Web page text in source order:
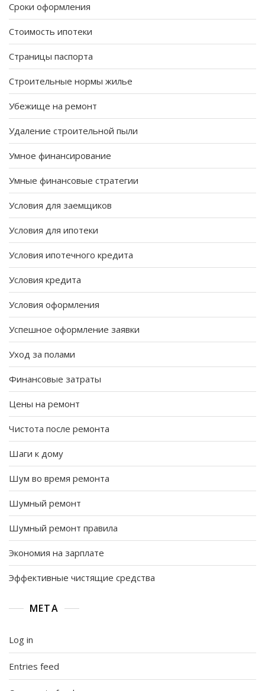
Сроки оформления
Стоимость ипотеки
Страницы паспорта
Строительные нормы жилье
Убежище на ремонт
Удаление строительной пыли
Умное финансирование
Умные финансовые стратегии
Условия для заемщиков
Условия для ипотеки
Условия ипотечного кредита
Условия кредита
Условия оформления
Успешное оформление заявки
Уход за полами
Финансовые затраты
Цены на ремонт
Чистота после ремонта
Шаги к дому
Шум во время ремонта
Шумный ремонт
Шумный ремонт правила
Экономия на зарплате
Эффективные чистящие средства
META
Log in
Entries feed